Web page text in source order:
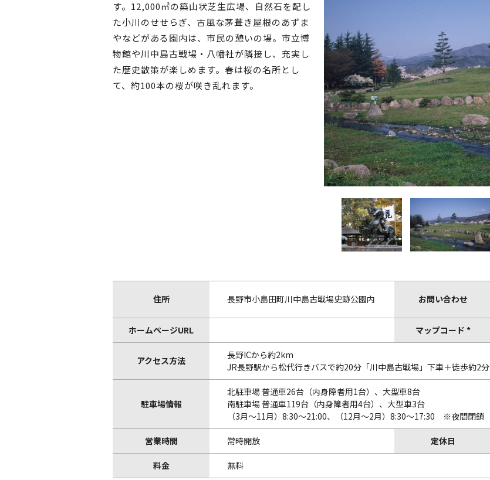
す。12,000㎡の築山状芝生広場、自然石を配し
た小川のせせらぎ、古風な茅葺き屋根のあずま
やなどがある園内は、市民の憩いの場。市立博
物館や川中島古戦場・八幡社が隣接し、充実し
た歴史散策が楽しめます。春は桜の名所とし
て、約100本の桜が咲き乱れます。
住所 長野市小島田町川中島古戦場史跡公園内 お問い合わせ
ホームページURL マップコード *
アクセス方法
長野ICから約2km
JR長野駅から松代行きバスで約20分「川中島古戦場」下車＋徒歩約2分
駐車場情報
北駐車場 普通車26台（内身障者用1台）、大型車8台
南駐車場 普通車119台（内身障者用4台）、大型車3台
（3月～11月）8:30～21:00、（12月～2月）8:30～17:30 ※夜間閉鎖
営業時間 常時開放 定休日
料金 無料